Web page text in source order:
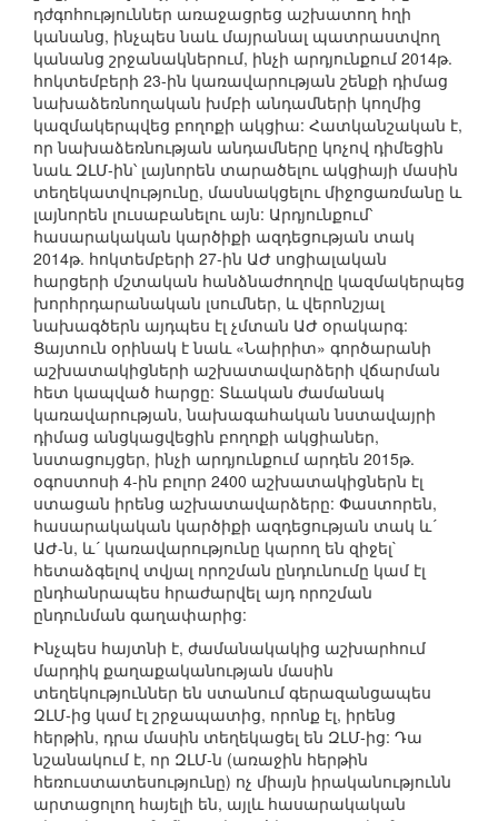
դժգոհություններ առաջացրեց աշխատող հղի
կանանց, ինչպես նաև մայրանալ պատրաստվող
կանանց շրջանակներում, ինչի արդյունքում 2014թ.
հոկտեմբերի 23-ին կառավարության շենքի դիմաց
նախաձեռնողական խմբի անդամների կողմից
կազմակերպվեց բողոքի ակցիա: Հատկանշական է,
որ նախաձեռնության անդամները կոչով դիմեցին
նաև ԶԼՄ-ին՝ լայնորեն տարածելու ակցիայի մասին
տեղեկատվությունը, մասնակցելու միջոցառմանը և
լայնորեն լուսաբանելու այն: Արդյունքում՝
հասարակական կարծիքի ազդեցության տակ
2014թ. հոկտեմբերի 27-ին ԱԺ սոցիալական
հարցերի մշտական հանձնաժողովը կազմակերպեց
խորհրդարանական լսումներ, և վերոնշյալ
նախագծերն այդպես էլ չմտան ԱԺ օրակարգ:
Ցայտուն օրինակ է նաև «Նաիրիտ» գործարանի
աշխատակիցների աշխատավարձերի վճարման
հետ կապված հարցը: Տևական ժամանակ
կառավարության, նախագահական նստավայրի
դիմաց անցկացվեցին բողոքի ակցիաներ,
նստացույցեր, ինչի արդյունքում արդեն 2015թ.
օգոստոսի 4-ին բոլոր 2400 աշխատակիցներն էլ
ստացան իրենց աշխատավարձերը: Փաստորեն,
հասարակական կարծիքի ազդեցության տակ և´
ԱԺ-ն, և´ կառավարությունը կարող են զիջել`
հետաձգելով տվյալ որոշման ընդունումը կամ էլ
ընդհանրապես հրաժարվել այդ որոշման
ընդունման գաղափարից:
Ինչպես հայտնի է, ժամանակակից աշխարհում
մարդիկ քաղաքականության մասին
տեղեկություններ են ստանում գերազանցապես
ԶԼՄ-ից կամ էլ շրջապատից, որոնք էլ, իրենց
հերթին, դրա մասին տեղեկացել են ԶԼՄ-ից: Դա
նշանակում է, որ ԶԼՄ-ն (առաջին հերթին
հեռուստատեսությունը) ոչ միայն իրականությունն
արտացոլող հայելի են, այլև հասարակական